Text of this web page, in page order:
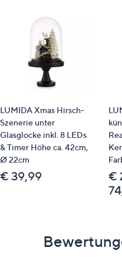
LUMIDA Xmas Hirsch-
Szenerie unter
Glasglocke inkl. 8 LEDs
& Timer Höhe ca. 42cm,
Ø 22cm
€ 39,99
€